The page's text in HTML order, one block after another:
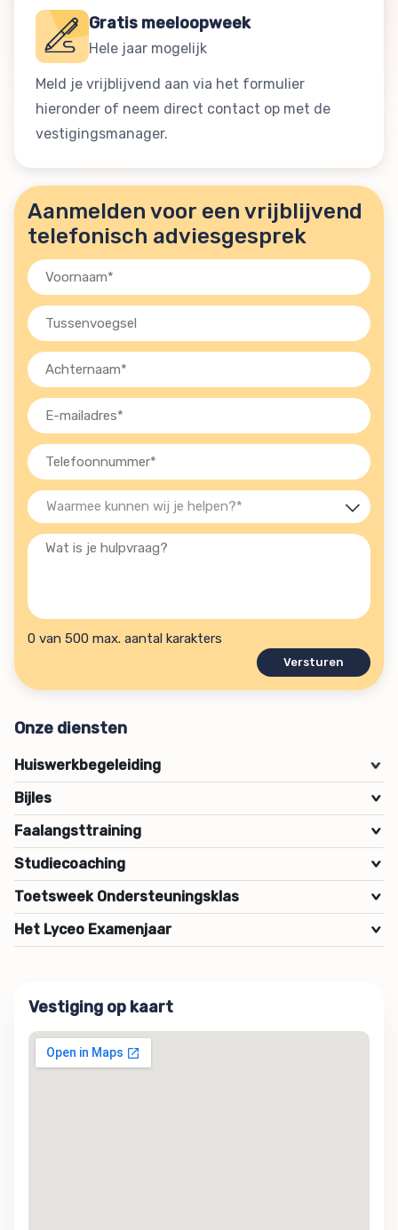
Gratis meeloopweek
Hele jaar mogelijk
Meld je vrijblijvend aan via het formulier
hieronder of neem direct contact op met de
vestigingsmanager.
Aanmelden voor een vrijblijvend
telefonisch adviesgesprek
Voornaam
(Vereist)
Tussenvoegsel
Achternaam
(Vereist)
E-
mailadres
(Vereist)
Telefoon
(Vereist)
Waarmee
kunnen
wij
(Vereist)
Wat
hulpvraag?
0 van 500 max. aantal karakters
Onze diensten
Huiswerkbegeleiding >
Bijles >
Faalangsttraining >
Studiecoaching >
Toetsweek Ondersteuningsklas >
Het Lyceo Examenjaar >
Vestiging op kaart